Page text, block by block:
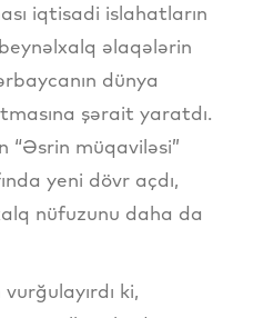
iqtisadi islahatların
əlaqələrin
dünya
şərait yaratdı.
“Əsrin müqaviləsi”
yeni dövr açdı,
nüfuzunu daha da
ki,